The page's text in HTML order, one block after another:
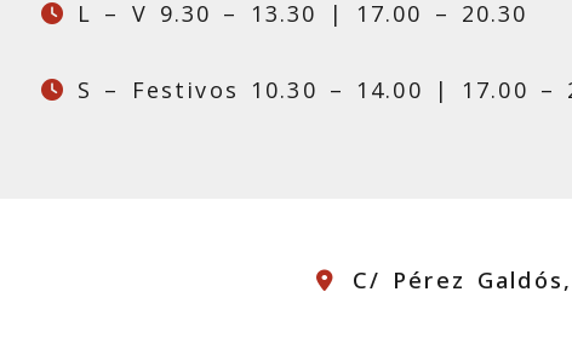
L – V 9.30 – 13.30 | 17.00 – 20.30
S – Festivos 10.30 – 14.00 | 17.00 –
C/ Pérez